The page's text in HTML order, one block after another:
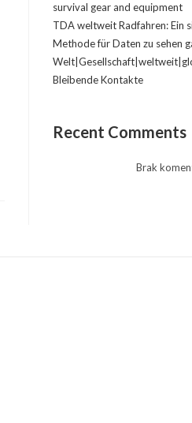
survival gear and equipment
TDA weltweit Radfahren: Ein
Methode für Daten zu sehen
Bleibende Kontakte
Recent Comments
Brak